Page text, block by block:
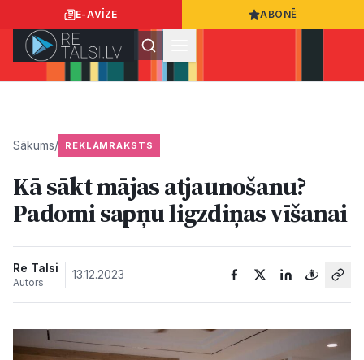
E-AVĪZE ABONĒ
Ziņas
Sākums/ REKLĀMRAKSTS
Kā sākt mājas atjaunošanu?
Padomi sapņu ligzdiņas vīšanai
Re Talsi
Autors
13.12.2023